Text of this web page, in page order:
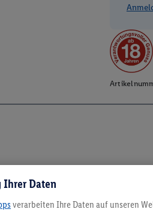
Ihrer Daten
verarbeiten Ihre Daten auf unseren